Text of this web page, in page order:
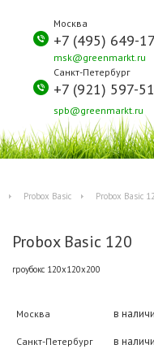
Москва
+7 (495) 649-
msk@greenmarkt.ru
Санкт-Петербург
+7 (921) 597-
spb@greenmarkt.ru
Probox Basic Probox Basic
Probox Basic 120
гроубокс 120х120х200
Москва в
Санкт-Петербург в